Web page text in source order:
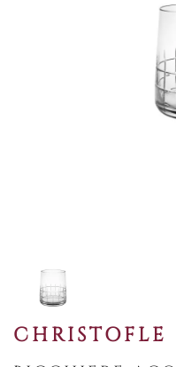
CHRISTOFLE